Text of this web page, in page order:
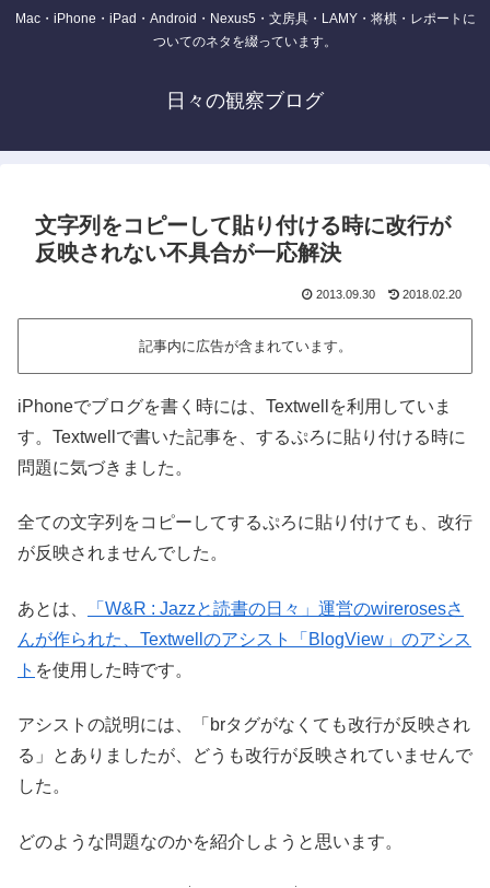
Mac・iPhone・iPad・Android・Nexus5・文房具・LAMY・将棋・レポートに
ついてのネタを綴っています。
日々の観察ブログ
文字列をコピーして貼り付ける時に改行が
反映されない不具合が一応解決
2013.09.30 2018.02.20
記事内に広告が含まれています。
iPhoneでブログを書く時には、Textwellを利用していま
す。Textwellで書いた記事を、するぷろに貼り付ける時に
問題に気づきました。
全ての文字列をコピーしてするぷろに貼り付けても、改行
が反映されませんでした。
あとは、
「W&R : Jazzと読書の日々」運営のwirerosesさ
んが作られた、Textwellのアシスト「BlogView」のアシス
ト を使用した時です。
アシストの説明には、「brタグがなくても改行が反映され
る」とありましたが、どうも改行が反映されていませんで
した。
どのような問題なのかを紹介しようと思います。